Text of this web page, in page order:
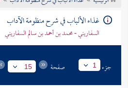
غذاء الألباب في شرح منظومة الآداب
السفاريني - محمد بن أحمد بن سالم السفاريني
جزء 1 صفحة 15